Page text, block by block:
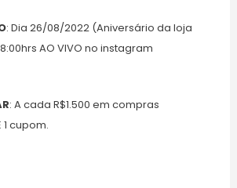
: Dia 26/08/2022 (Aniversário da loja
AO VIVO no instagram
: A cada R$1.500 em compras
1 cupom.